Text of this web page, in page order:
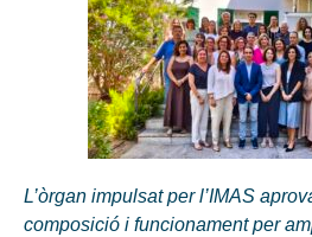
L’òrgan impulsat per l’IMAS
composició i funcionament per